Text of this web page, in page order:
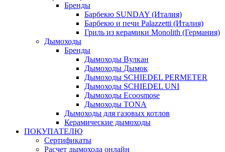
Бренды
Барбекю SUNDAY (Италия)
Барбекю и печи Palazzetti (Италия)
Гриль из керамики Monolith (Германия)
Дымоходы
Бренды
Дымоходы Вулкан
Дымоходы Дымок
Дымоходы SCHIEDEL PERMETER
Дымоходы SCHIEDEL UNI
Дымоходы Ecoosmose
Дымоходы TONA
Дымоходы для газовых котлов
Керамические дымоходы
ПОКУПАТЕЛЮ
Сертификаты
Расчет дымохода онлайн